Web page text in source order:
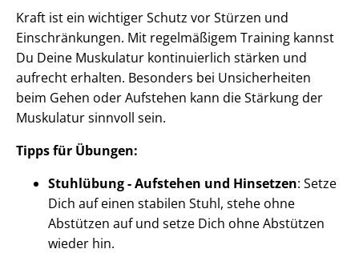
Kraft ist ein wichtiger Schutz vor Stürzen und
Einschränkungen. Mit regelmäßigem Training kannst
Du Deine Muskulatur kontinuierlich stärken und
aufrecht erhalten. Besonders bei Unsicherheiten
beim Gehen oder Aufstehen kann die Stärkung der
Muskulatur sinnvoll sein.
Tipps für Übungen:
Stuhlübung - Aufstehen und Hinsetzen: Setze
Dich auf einen stabilen Stuhl, stehe ohne
Abstützen auf und setze Dich ohne Abstützen
wieder hin.